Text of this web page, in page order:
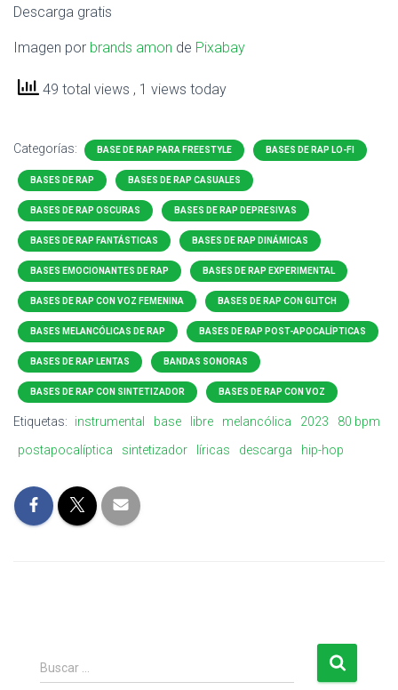
Descarga gratis
Imagen por brands amon de Pixabay
49 total views , 1 views today
Categorías: BASE DE RAP PARA FREESTYLE BASES DE RAP LO-FI
BASES DE RAP BASES DE RAP CASUALES
BASES DE RAP OSCURAS BASES DE RAP DEPRESIVAS
BASES DE RAP FANTÁSTICAS BASES DE RAP DINÁMICAS
BASES EMOCIONANTES DE RAP BASES DE RAP EXPERIMENTAL
BASES DE RAP CON VOZ FEMENINA BASES DE RAP CON GLITCH
BASES MELANCÓLICAS DE RAP BASES DE RAP POST-APOCALÍPTICAS
BASES DE RAP LENTAS BANDAS SONORAS
BASES DE RAP CON SINTETIZADOR BASES DE RAP CON VOZ
Etiquetas: instrumental base libre melancólica 2023
80 bpm
postapocalíptica
sintetizador líricas descarga hip-hop
u
Buscar …